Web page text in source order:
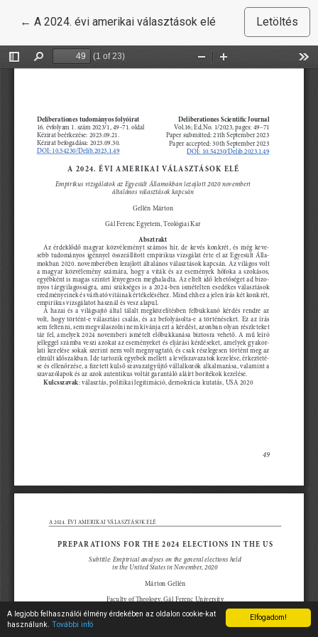
Elfogadom!
A legjobb felhasználói élmény érdekében az oldalon cookie-kat
használunk. További infó
←Vissza a cikk részleteihez
A 2024. évi amerikai választások elé Letöltés